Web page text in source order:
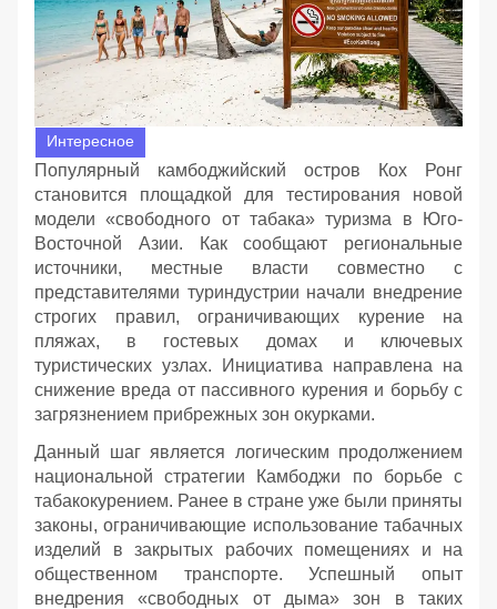
Интересное
Популярный камбоджийский остров Кох Ронг
становится площадкой для тестирования новой
модели «свободного от табака» туризма в Юго-
Восточной Азии. Как сообщают региональные
источники, местные власти совместно с
представителями туриндустрии начали внедрение
строгих правил, ограничивающих курение на
пляжах, в гостевых домах и ключевых
туристических узлах. Инициатива направлена на
снижение вреда от пассивного курения и борьбу с
загрязнением прибрежных зон окурками.
Данный шаг является логическим продолжением
национальной стратегии Камбоджи по борьбе с
табакокурением. Ранее в стране уже были приняты
законы, ограничивающие использование табачных
изделий в закрытых рабочих помещениях и на
общественном транспорте. Успешный опыт
внедрения «свободных от дыма» зон в таких